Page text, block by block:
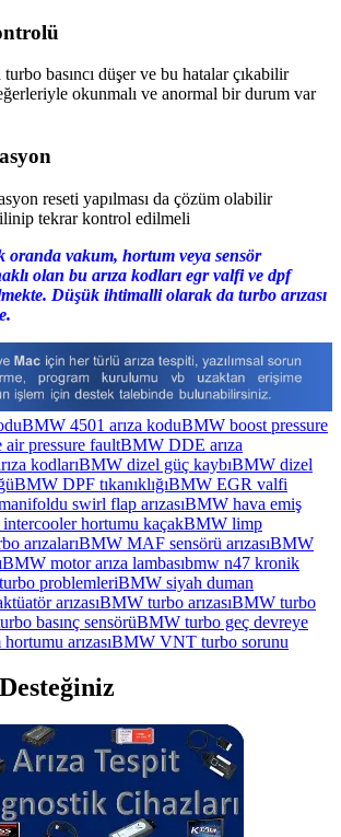
basıncı düşer ve bu hatalar çıkabilir
okunmalı ve anormal bir durum var
reseti yapılması da çözüm olabilir
tekrar kontrol edilmeli
oranda vakum, hortum veya sensör
olan bu arıza kodları egr valfi ve dpf
Düşük ihtimalli olarak da turbo arızası
BMW 4501 arıza koduBMW boost pressure
pressure faultBMW DDE arıza
kodlarıBMW dizel güç kaybıBMW dizel
BMW DPF tıkanıklığıBMW EGR valfi
swirl flap arızasıBMW hava emiş
hortumu kaçakBMW limp
arızalarıBMW MAF sensörü arızasıBMW
BMW motor arıza lambasıbmw n47 kronik
problemleriBMW siyah duman
arızasıBMW turbo arızasıBMW turbo
basınç sensörüBMW turbo geç devreye
arızasıBMW VNT turbo sorunu